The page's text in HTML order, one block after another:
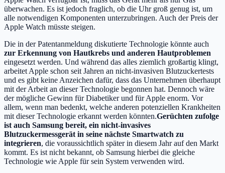
überwachen. Es ist jedoch fraglich, ob die Uhr groß genug ist, um
alle notwendigen Komponenten unterzubringen. Auch der Preis der
Apple Watch müsste steigen.
Die in der Patentanmeldung diskutierte Technologie könnte auch
zur Erkennung von Hautkrebs und anderen Hautproblemen
eingesetzt werden. Und während das alles ziemlich großartig klingt,
arbeitet Apple schon seit Jahren an nicht-invasiven Blutzuckertests
und es gibt keine Anzeichen dafür, dass das Unternehmen überhaupt
mit der Arbeit an dieser Technologie begonnen hat. Dennoch wäre
der mögliche Gewinn für Diabetiker und für Apple enorm. Vor
allem, wenn man bedenkt, welche anderen potenziellen Krankheiten
mit dieser Technologie erkannt werden könnten.Gerüchten zufolge
ist auch Samsung bereit, ein nicht-invasives
Blutzuckermessgerät in seine nächste Smartwatch zu
integrieren, die voraussichtlich später in diesem Jahr auf den Markt
kommt. Es ist nicht bekannt, ob Samsung hierbei die gleiche
Technologie wie Apple für sein System verwenden wird.